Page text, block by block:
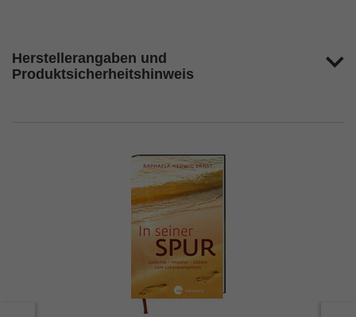
Herstellerangaben und
Produktsicherheitshinweis